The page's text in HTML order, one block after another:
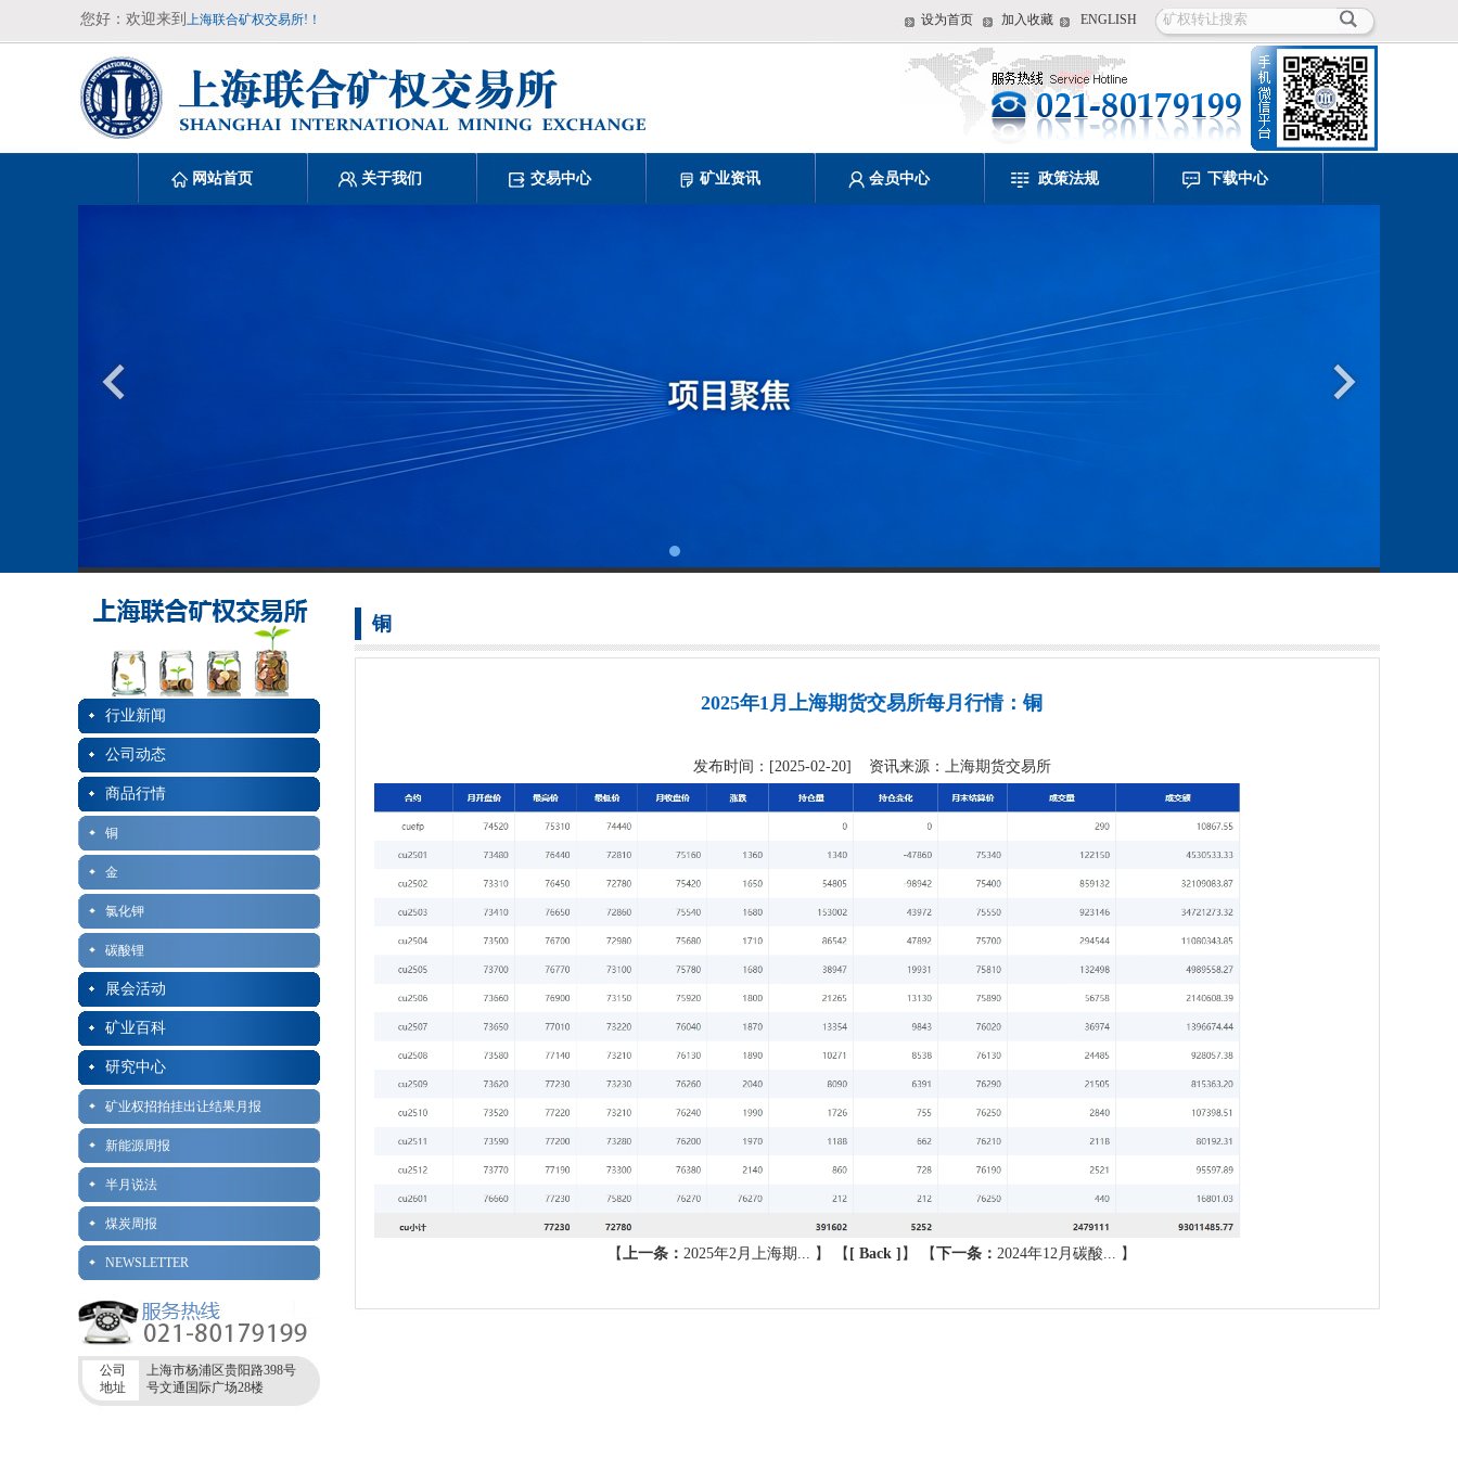
您好：欢迎来到 上海联合矿权交易所!！ 设为首页 加入收藏 ENGLISH
网站首页 关于我们 交易中心 矿业资讯 会员中心 政策法规 下载中心
行业新闻
公司动态
商品行情
铜
金
氯化钾
碳酸锂
展会活动
矿业百科
研究中心
矿业权招拍挂出让结果月报
新能源周报
半月说法
煤炭周报
NEWSLETTER
公司
地址
上海市杨浦区贵阳路398号
号文通国际广场28楼
铜
2025年1月上海期货交易所每月行情：铜
发布时间：[2025-02-20] 资讯来源：上海期货交易所
【上一条： 2025年2月上海期... 】 【 [ Back ] 】 【下一条： 2024年12月碳酸... 】